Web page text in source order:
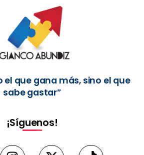
el que gana más, sino el que
sabe gastar”
¡Síguenos!